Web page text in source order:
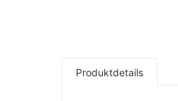
Produktdetails